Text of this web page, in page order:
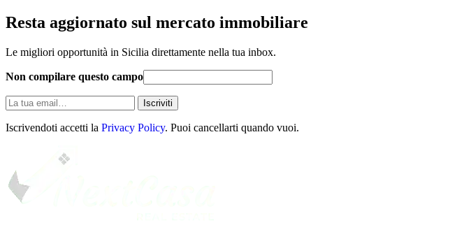
Resta aggiornato sul mercato immobiliare
Le migliori opportunità in Sicilia direttamente nella tua inbox.
Non compilare questo campo
La
tua
email
Iscriviti
Iscrivendoti accetti la Privacy Policy. Puoi cancellarti quando vuoi.